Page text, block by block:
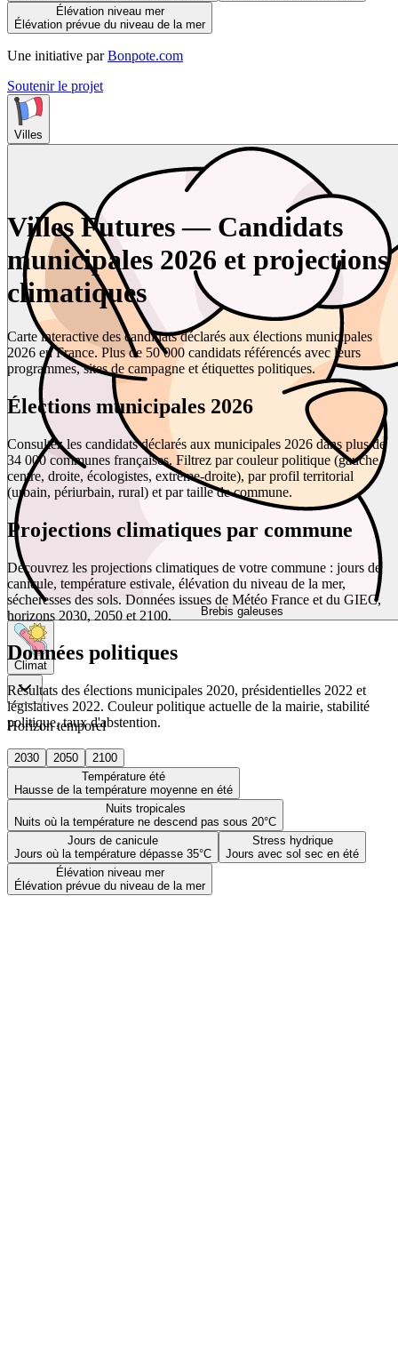
Élévation niveau mer
Élévation prévue du niveau de la mer
Une initiative par Bonpote.com
Soutenir le projet
Villes
Brebis galeuses
Climat
Horizon temporel
2030 2050
2100
Température été
Hausse de la température moyenne en été
Nuits tropicales
Nuits où la température ne descend pas sous 20°C
Jours de canicule
Jours où la température dépasse 35°C
Stress hydrique
Jours avec sol sec en été
Élévation niveau mer
Élévation prévue du niveau de la mer
Villes Futures — Candidats
municipales 2026 et projections
climatiques
Carte interactive des candidats déclarés aux élections municipales
2026 en France. Plus de 50 000 candidats référencés avec leurs
programmes, sites de campagne et étiquettes politiques.
Élections municipales 2026
Consultez les candidats déclarés aux municipales 2026 dans plus de
34 000 communes françaises. Filtrez par couleur politique (gauche,
centre, droite, écologistes, extrême-droite), par profil territorial
(urbain, périurbain, rural) et par taille de commune.
Projections climatiques par commune
Découvrez les projections climatiques de votre commune : jours de
canicule, température estivale, élévation du niveau de la mer,
sécheresses des sols. Données issues de Météo France et du GIEC,
horizons 2030, 2050 et 2100.
Données politiques
Résultats des élections municipales 2020, présidentielles 2022 et
législatives 2022. Couleur politique actuelle de la mairie, stabilité
politique, taux d'abstention.